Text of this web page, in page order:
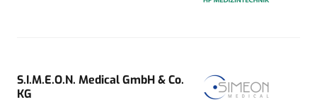
S.I.M.E.O.N. Medical GmbH & Co.
KG